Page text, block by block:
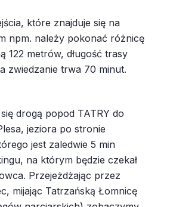
które znajduje się na
npm. należy pokonać różnicę
122 metrów, długość trasy
zwiedzanie trwa 70 minut.
drogą popod TATRY do
jeziora po stronie
jest zaledwie 5 min
na którym będzie czekał
Przejeżdżając przez
mijając Tatrzańską Łomnicę